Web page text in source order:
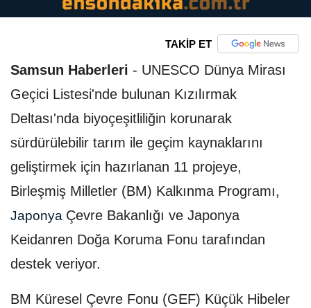
TAKİP ET
Samsun Haberleri - UNESCO Dünya Mirası
Geçici Listesi'nde bulunan Kızılırmak
Deltası'nda biyoçeşitliliğin korunarak
sürdürülebilir tarım ile geçim kaynaklarını
geliştirmek için hazırlanan 11 projeye,
Birleşmiş Milletler (BM) Kalkınma Programı,
Japonya Çevre Bakanlığı ve Japonya
Keidanren Doğa Koruma Fonu tarafından
destek veriyor.
BM Küresel Çevre Fonu (GEF) Küçük Hibeler